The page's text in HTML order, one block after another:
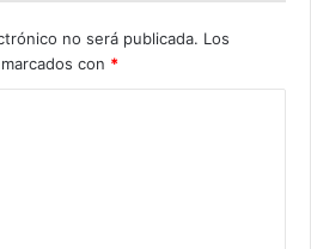
no será publicada. Los
con *